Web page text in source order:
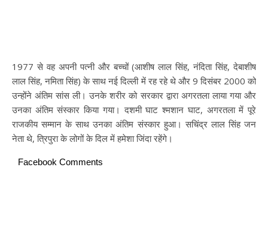
1977 से वह अपनी पत्नी और बच्चों (आशीष लाल सिंह, नंदिता सिंह, देबाशीष
लाल सिंह, नमिता सिंह) के साथ नई दिल्ली में रह रहे थे और 9 दिसंबर 2000 को
उन्होंने अंतिम सांस ली। उनके शरीर को सरकार द्वारा अगरतला लाया गया और
उनका अंतिम संस्कार किया गया। दशमी घाट श्मशान घाट, अगरतला में पूरे
राजकीय सम्मान के साथ उनका अंतिम संस्कार हुआ। सचिंद्र लाल सिंह जन
नेता थे, त्रिपुरा के लोगों के दिल में हमेशा जिंदा रहेंगे।
Facebook Comments